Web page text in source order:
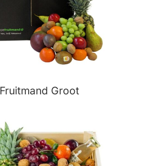
Fruitmand Groot